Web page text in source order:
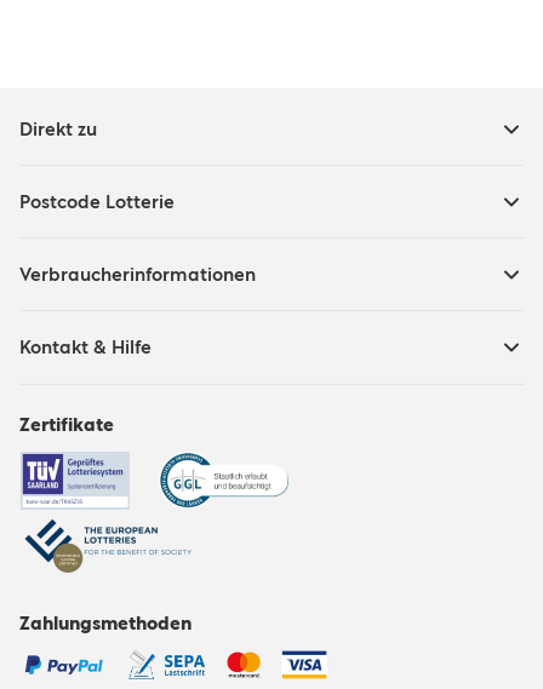
Direkt zu
Postcode Lotterie
Verbraucherinformationen
Kontakt & Hilfe
Zertifikate
Zahlungsmethoden